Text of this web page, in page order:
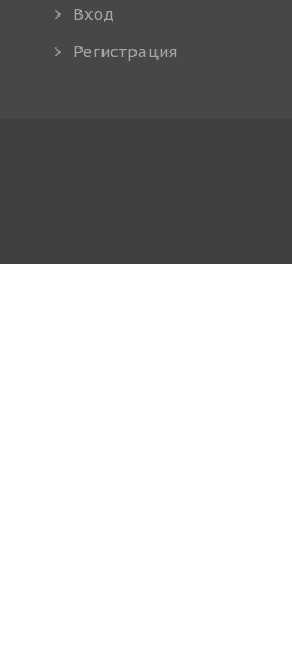
Вход
Регистрация